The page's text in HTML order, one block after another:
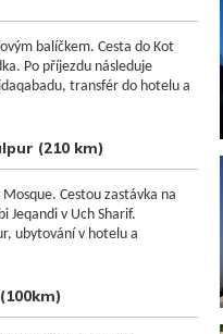
balíčkem. Cesta do Kot
Po příjezdu následuje
transfér do hotelu a
(210 km)
Cestou zastávka na
Jeqandi v Uch Sharif.
ubytování v hotelu a